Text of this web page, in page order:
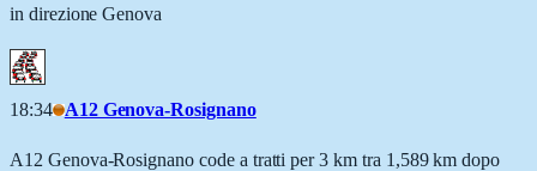
in direzione Genova
18:34 A12 Genova-Rosignano
A12 Genova-Rosignano code a tratti per 3 km tra 1,589 km dopo